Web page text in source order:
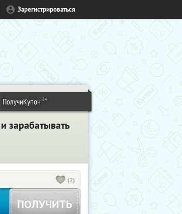
Зарегистрироваться
ПолучиКупон 84
зарабатывать
(2)
ПОЛУЧИТЬ